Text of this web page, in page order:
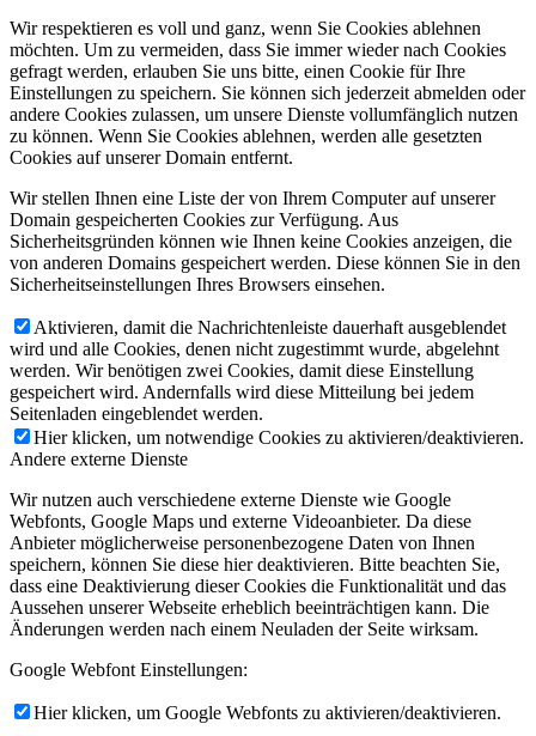
Wir respektieren es voll und ganz, wenn Sie Cookies ablehnen
möchten. Um zu vermeiden, dass Sie immer wieder nach Cookies
gefragt werden, erlauben Sie uns bitte, einen Cookie für Ihre
Einstellungen zu speichern. Sie können sich jederzeit abmelden oder
andere Cookies zulassen, um unsere Dienste vollumfänglich nutzen
zu können. Wenn Sie Cookies ablehnen, werden alle gesetzten
Cookies auf unserer Domain entfernt.
Wir stellen Ihnen eine Liste der von Ihrem Computer auf unserer
Domain gespeicherten Cookies zur Verfügung. Aus
Sicherheitsgründen können wie Ihnen keine Cookies anzeigen, die
von anderen Domains gespeichert werden. Diese können Sie in den
Sicherheitseinstellungen Ihres Browsers einsehen.
Aktivieren, damit die Nachrichtenleiste dauerhaft ausgeblendet
wird und alle Cookies, denen nicht zugestimmt wurde, abgelehnt
werden. Wir benötigen zwei Cookies, damit diese Einstellung
gespeichert wird. Andernfalls wird diese Mitteilung bei jedem
Seitenladen eingeblendet werden.
Hier klicken, um notwendige Cookies zu aktivieren/deaktivieren.
Andere externe Dienste
Wir nutzen auch verschiedene externe Dienste wie Google
Webfonts, Google Maps und externe Videoanbieter. Da diese
Anbieter möglicherweise personenbezogene Daten von Ihnen
speichern, können Sie diese hier deaktivieren. Bitte beachten Sie,
dass eine Deaktivierung dieser Cookies die Funktionalität und das
Aussehen unserer Webseite erheblich beeinträchtigen kann. Die
Änderungen werden nach einem Neuladen der Seite wirksam.
Google Webfont Einstellungen:
Hier klicken, um Google Webfonts zu aktivieren/deaktivieren.